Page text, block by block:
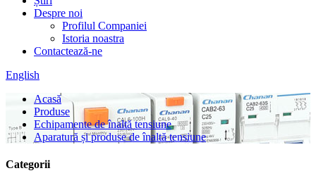
Despre noi
Profilul Companiei
Istoria noastra
Contactează-ne
English
Acasă
Produse
Echipamente de înaltă tensiune
Aparatură și produse de înaltă tensiune
Categorii